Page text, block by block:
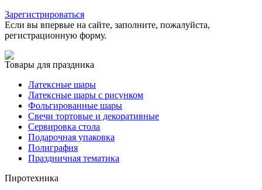
Зарегистрироваться
Если вы впервые на сайте, заполните, пожалуйста,
регистрационную форму.
Товары для праздника
Латексные шары
Латексные шары с рисунком
Фольгированные шары
Свечи тортовые и декоративные
Сервировка стола
Подарочная упаковка
Полиграфия
Праздничная тематика
Пиротехника